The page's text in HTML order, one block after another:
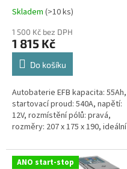
připravena k použití +
výkup staré autobaterie
při doručení nové
(nepovinné)
Průměrné
produktu
je
5,0
hvězdiček.
Skladem (>10 ks)
1 500 Kč bez DPH
1 815 Kč
Do košíku
Autobaterie EFB kapacita: 55Ah,
startovací proud: 540A, napětí:
12V, rozmístění pólů: pravá,
rozměry: 207 x 175 x 190, ideální
Start-Stop nebo se...
ANO start-stop